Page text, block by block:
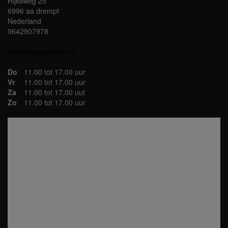
6996 aa drempt
Nederland
0642907978
Do
11.00 tot 17.00 uur
Vr
11.00 tot 17.00 uur
Za
11.00 tot 17.00 uut
Zo
11.00 tot 17.00 uur